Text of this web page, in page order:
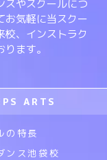
スやスクールにつ
お気軽に当スクー
校、インストラク
ます。
ARTS
の特長
ンス池袋校